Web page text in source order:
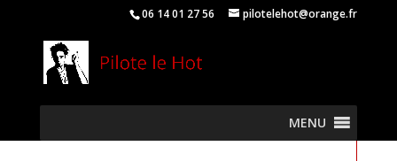
06 14 01 27 56 pilotelehot@orange.fr
MENU